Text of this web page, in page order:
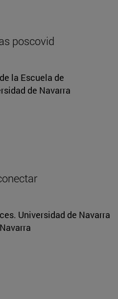
poscovid
la Escuela de
de Navarra
Universidad de Navarra